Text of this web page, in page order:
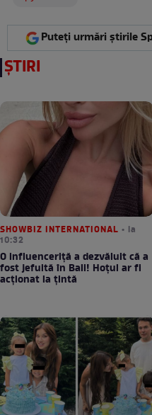
Puteți urmări știrile
ȘTIRI
SHOWBIZ INTERNATIONAL • la
10:32
O influenceriță a dezvăluit că a
fost jefuită în Bali! Hoțul ar fi
acționat la țintă